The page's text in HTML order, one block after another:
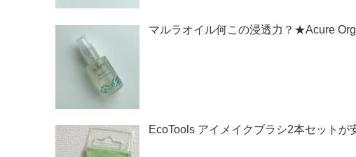
マルラオイル何この浸透力？★Acure
EcoTools アイメイクブラシ2本セットが